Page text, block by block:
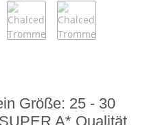
Größe: 25 - 30
A* Qualität